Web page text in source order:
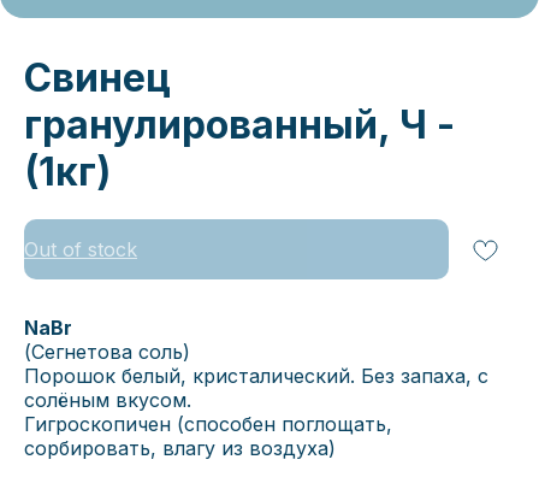
Свинец
гранулированный, Ч -
(1кг)
Out of stock
NaBr
(Сегнетова соль)
Порошок белый, кристалический. Без запаха, с
солёным вкусом.
Гигроскопичен (способен поглощать,
сорбировать, влагу из воздуха)